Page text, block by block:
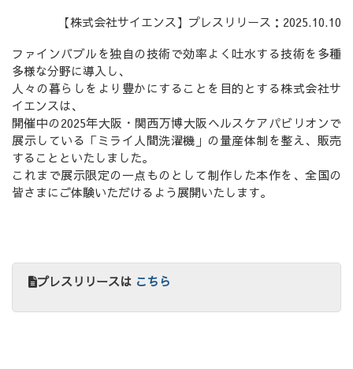
【株式会社サイエンス】プレスリリース：2025.10.10
ファインバブルを独自の技術で効率よく吐水する技術を多種
多様な分野に導入し、
人々の暮らしをより豊かにすることを目的とする株式会社サ
イエンスは、
開催中の2025年大阪・関西万博大阪ヘルスケアパビリオンで
展示している「ミライ人間洗濯機」の量産体制を整え、販売
することといたしました。
これまで展示限定の一点ものとして制作した本作を、全国の
皆さまにご体験いただけるよう展開いたします。
プレスリリースは こちら